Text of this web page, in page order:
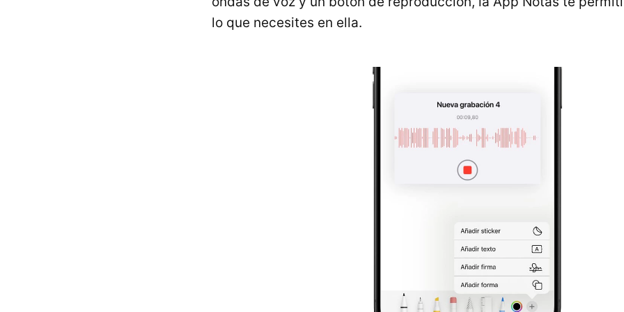
lo que necesites en ella.